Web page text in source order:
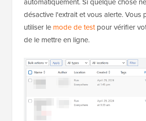
désactive l'extrait et vous alerte. Vous
utiliser le mode de testpour vérifier
de le mettre en ligne.